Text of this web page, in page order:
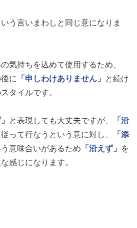
いう言いまわしと同じ意になりま
気持ちを込めて使用するため、
に 「申しわけありません」
と続け
タイルです。
と表現しても大丈夫ですが、
「沿
って行なうという意に対し、
「添
意味合いがあるため 「沿えず」
を
感じになります。